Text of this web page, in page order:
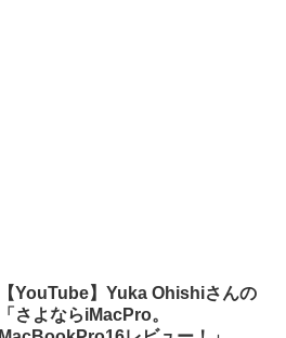
【YouTube】Yuka Ohishiさんの
「さよならiMacPro。